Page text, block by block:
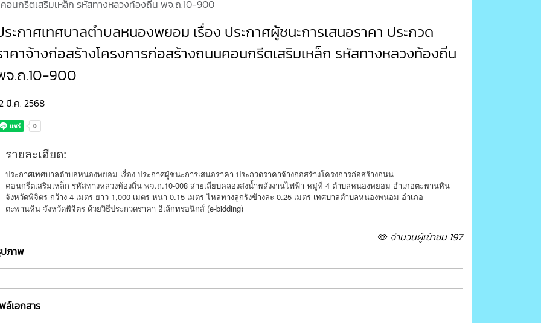
คอนกรีตเสริมเหล็ก รหัสทางหลวงท้องถิ่น พจ.ถ.10-900
ะกาศเทศบาลตำบลหนองพยอม เรื่อง ประกาศผู้ชนะการเสนอราคา ประกวด
คาจ้างก่อสร้างโครงการก่อสร้างถนนคอนกรีตเสริมเหล็ก รหัสทางหลวงท้องถิ่น
จ.ถ.10-900
มี.ค. 2568
รายละเอียด:
ประกาศเทศบาลตำบลหนองพยอม เรื่อง ประกาศผู้ชนะการเสนอราคา ประกวดราคาจ้างก่อสร้างโครงการก่อสร้างถนน
คอนกรีตเสริมเหล็ก รหัสทางหลวงท้องถิ่น พจ.ถ.10-008 สายเลียบคลองส่งน้ำพลังงานไฟฟ้า หมู่ที่ 4 ตำบลหนองพยอม อำเภอตะพานหิน
จังหวัดพิจิตร กว้าง 4 เมตร ยาว 1,000 เมตร หนา 0.15 เมตร ไหล่ทางลูกรังข้างละ 0.25 เมตร เทศบาลตำบลหนองพนอม อำเภอ
ตะพานหิน จังหวัดพิจิตร ด้วยวิธีประกวดราคา อิเล้กทรอนิกส์ (e-bidding)
จำนวนผู้เข้าชม 197
ภาพ
ล์เอกสาร